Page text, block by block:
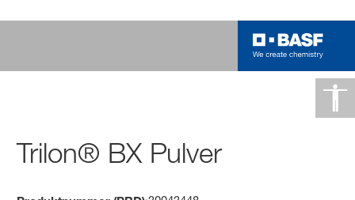
Trilon® BX Pulver